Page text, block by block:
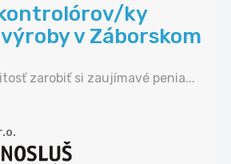
ky
v Záborskom
zarobiť si zaujímavé penia...